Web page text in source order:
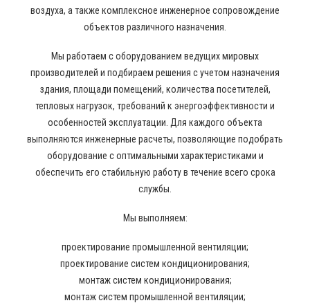
воздуха, а также комплексное инженерное сопровождение
объектов различного назначения.
Мы работаем с оборудованием ведущих мировых
производителей и подбираем решения с учетом назначения
здания, площади помещений, количества посетителей,
тепловых нагрузок, требований к энергоэффективности и
особенностей эксплуатации. Для каждого объекта
выполняются инженерные расчеты, позволяющие подобрать
оборудование с оптимальными характеристиками и
обеспечить его стабильную работу в течение всего срока
службы.
Мы выполняем:
проектирование промышленной вентиляции;
проектирование систем кондиционирования;
монтаж систем кондиционирования;
монтаж систем промышленной вентиляции;